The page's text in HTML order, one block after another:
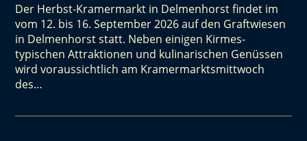
Der Herbst-Kramermarkt in Delmenhorst findet im
vom 12. bis 16. September 2026 auf den Graftwiesen
in Delmenhorst statt. Neben einigen Kirmes-
typischen Attraktionen und kulinarischen Genüssen
wird voraussichtlich am Kramermarktsmittwoch
des…